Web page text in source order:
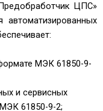
ЦПС»
МЭК 61850-9-
и сервисных
61850-9-2;